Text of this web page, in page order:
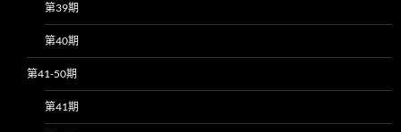
第39期
第40期
第41-50期
第41期